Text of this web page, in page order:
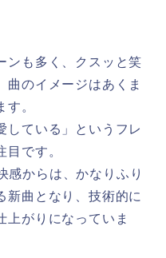
ンも多く、クスッと笑
曲のイメージはあくま
。
している」というフレ
です。
感からは、かなりふり
新曲となり、技術的に
上がりになっていま